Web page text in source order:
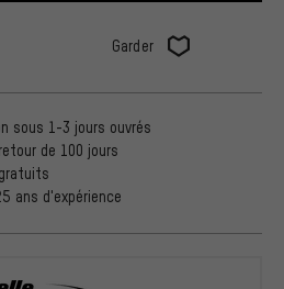
Garder
sous 1-3 jours ouvrés
de 100 jours
ans d'expérience